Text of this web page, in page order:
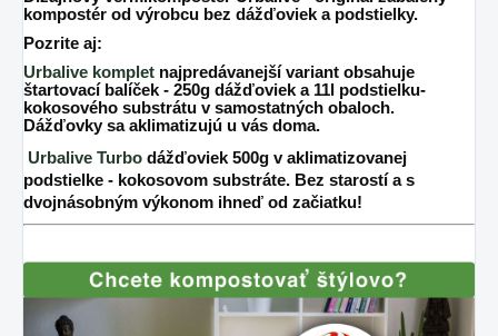
kompostér od výrobcu bez dážďoviek a podstielky.
Pozrite aj:
Urbalive komplet najpredávanejší variant obsahuje
štartovací balíček - 250g dážďoviek a 11l podstielku-
kokosového substrátu v samostatných obaloch.
Dážďovky sa aklimatizujú u vás doma.
Urbalive Turbo dážďoviek 500g v aklimatizovanej
podstielke - kokosovom substráte. Bez starostí a s
dvojnásobným výkonom ihneď od začiatku!